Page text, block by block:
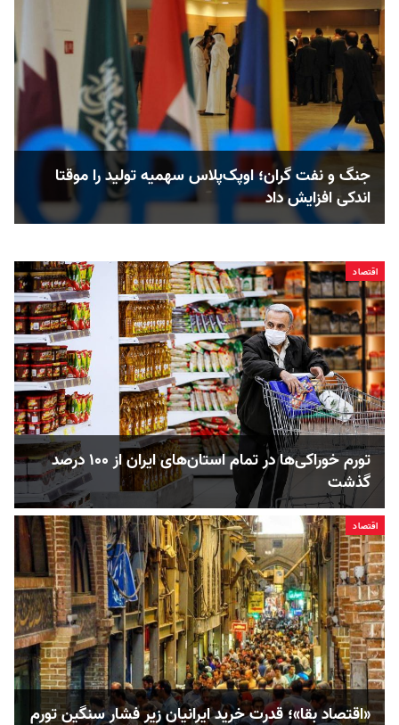
جنگ و نفت گران؛ اوپک‌پلاس سهمیه تولید را موقتا
اندکی افزایش داد
اقتصاد
تورم خوراکی‌ها در تمام استان‌های ایران از ۱۰۰ درصد
گذشت
اقتصاد
«اقتصاد بقا»؛ قدرت خرید ایرانیان زیر فشار سنگین تورم